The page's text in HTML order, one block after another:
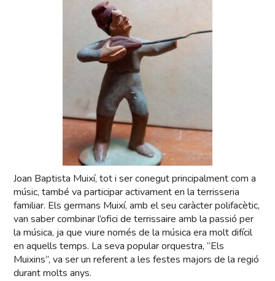
Joan Baptista Muixí, tot i ser conegut principalment com a
músic, també va participar activament en la terrisseria
familiar. Els germans Muixí, amb el seu caràcter polifacètic,
van saber combinar l’ofici de terrissaire amb la passió per
la música, ja que viure només de la música era molt difícil
en aquells temps. La seva popular orquestra, “Els
Muixins”, va ser un referent a les festes majors de la regió
durant molts anys.